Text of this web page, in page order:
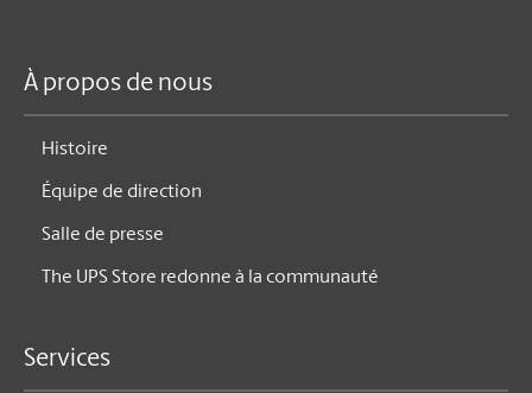
À propos de nous
Histoire
Équipe de direction
Salle de presse
The UPS Store redonne à la communauté
Services